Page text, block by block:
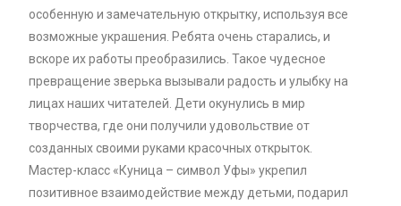
особенную и замечательную открытку, используя все
возможные украшения. Ребята очень старались, и
вскоре их работы преобразились. Такое чудесное
превращение зверька вызывали радость и улыбку на
лицах наших читателей. Дети окунулись в мир
творчества, где они получили удовольствие от
созданных своими руками красочных открыток.
Мастер-класс «Куница – символ Уфы» укрепил
позитивное взаимодействие между детьми, подарил